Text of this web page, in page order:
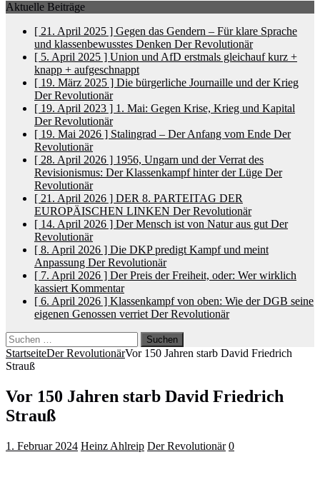
Aktuelle Beiträge
[ 21. April 2025 ] Gegen das Gendern – Für klare Sprache
und klassenbewusstes Denken Der Revolutionär
[ 5. April 2025 ] Union und AfD erstmals gleichaufkurz +
knapp + aufgeschnappt
[ 19. März 2025 ] Die bürgerliche Journaille und der Krieg
Der Revolutionär
[ 19. April 2023 ] 1. Mai: Gegen Krise, Krieg und Kapital
Der Revolutionär
[ 19. Mai 2026 ] Stalingrad – Der Anfang vom Ende Der
Revolutionär
[ 28. April 2026 ] 1956, Ungarn und der Verrat des
Revisionismus: Der Klassenkampf hinter der Lüge Der
Revolutionär
[ 21. April 2026 ] DER 8. PARTEITAG DER
EUROPÄISCHEN LINKEN Der Revolutionär
[ 14. April 2026 ] Der Mensch ist von Natur aus gut Der
Revolutionär
[ 8. April 2026 ] Die DKP predigt Kampf und meint
Anpassung Der Revolutionär
[ 7. April 2026 ] Der Preis der Freiheit, oder: Wer wirklich
kassiert Kommentar
[ 6. April 2026 ] Klassenkampf von oben: Wie der DGB seine
eigenen Genossen verriet Der Revolutionär
Suchen
nach:
StartseiteDer RevolutionärVor 150 Jahren starb David Friedrich
Strauß
Vor 150 Jahren starb David Friedrich
Strauß
1. Februar 2024 Heinz Ahlreip Der Revolutionär 0